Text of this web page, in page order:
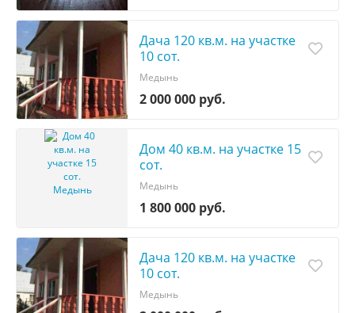
Дача 120 кв.м. на участке
10 сот.
2 000 000 руб.
Медынь
Дом 40 кв.м. на участке 15
сот.
1 800 000 руб.
Медынь
Дача 120 кв.м. на участке
10 сот.
Медынь